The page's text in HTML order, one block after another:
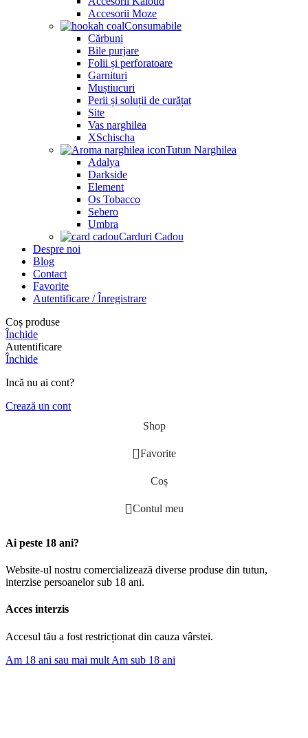
Accesorii Moze
Consumabile
Cărbuni
Bile purjare
Folii și perforatoare
Garnituri
Muștiucuri
Perii și soluții de curățat
Site
Vas narghilea
XSchischa
Tutun Narghilea
Adalya
Darkside
Element
Os Tobacco
Sebero
Umbra
Carduri Cadou
Despre noi
Blog
Contact
Favorite
Autentificare / Înregistrare
Coș produse
Închide
Autentificare
Închide
Incă nu ai cont?
Crează un cont
Shop
Favorite
Coș
Contul meu
Ai peste 18 ani?
Website-ul nostru comercializează diverse produse din tutun,
interzise persoanelor sub 18 ani.
Acces interzis
Accesul tău a fost restricționat din cauza vârstei.
Am 18 ani sau mai mult Am sub 18 ani